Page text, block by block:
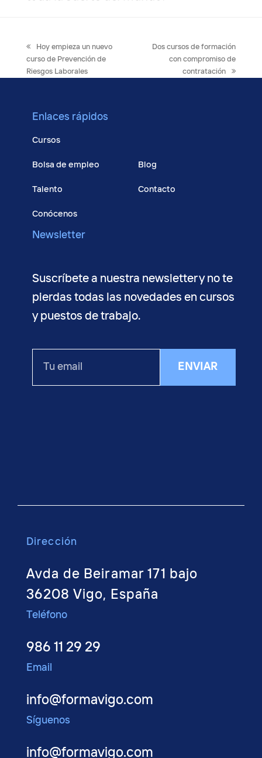
previous
post:
Hoy empieza un nuevo
curso de Prevención de
Riesgos Laborales
next
Dos cursos de formación
con compromiso de
contratación
Enlaces rápidos
Cursos
Bolsa de empleo
Talento
Conócenos
Blog
Contacto
Newsletter
Suscríbete a nuestra newsletter y no te
pierdas todas las novedades en cursos
y puestos de trabajo.
ENVIAR
Dirección
Avda de Beiramar 171 bajo
36208 Vigo, España
Teléfono
986 11 29 29
Email
info@formavigo.com
Síguenos
info@formavigo.com